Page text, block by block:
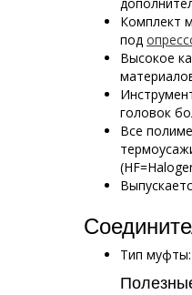
Комплект
под
Высокое
головок
Все
Тип